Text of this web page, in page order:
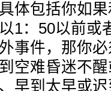
体包括你如
1：50以前或
事件，那你
空难昏迷不
早到太早或